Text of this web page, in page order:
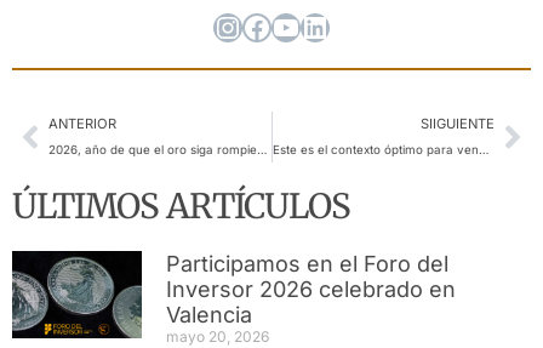
ANTERIOR
2026, año de que el oro siga rompiendo marcas
SIIGUIENTE
Este es el contexto óptimo para vender oro
ÚLTIMOS ARTÍCULOS
Participamos en el Foro del
Inversor 2026 celebrado en
Valencia
mayo 20, 2026